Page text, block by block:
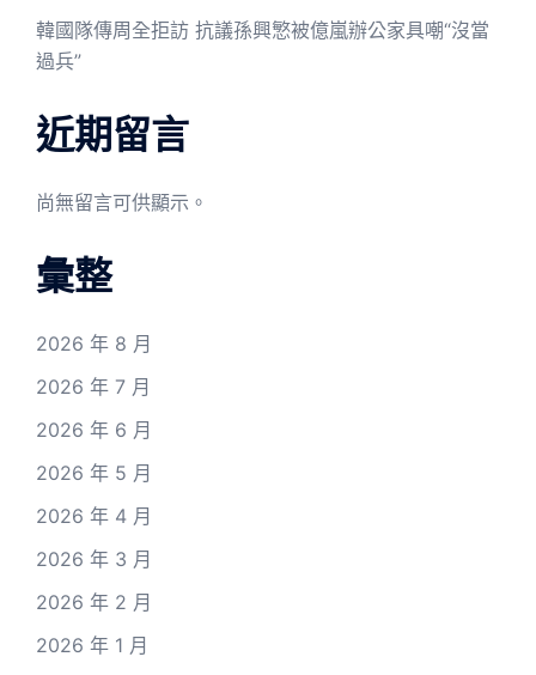
韓國隊傳周全拒訪 抗議孫興慜被億嵐辦公家具嘲“沒當
過兵”
近期留言
尚無留言可供顯示。
彙整
2026 年 8 月
2026 年 7 月
2026 年 6 月
2026 年 5 月
2026 年 4 月
2026 年 3 月
2026 年 2 月
2026 年 1 月